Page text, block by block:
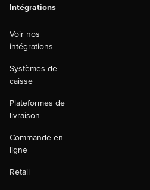
Intégrations
Voir nos
intégrations
Systèmes de
caisse
Plateformes de
livraison
Commande en
ligne
Retail